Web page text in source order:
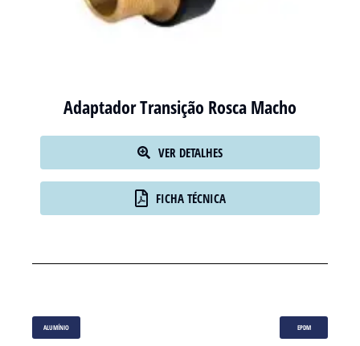
Adaptador Transição Rosca Macho
VER DETALHES
FICHA TÉCNICA
ALUMÍNIO EPDM